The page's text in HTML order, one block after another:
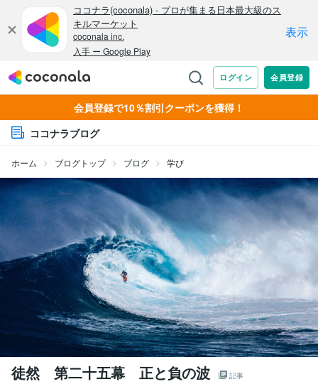
会員登録で10％割引クーポンを獲得！
ココナラブログ
ホーム ブログトップ ブログ 学び
徒然 第二十五幕 正と負の波 記事